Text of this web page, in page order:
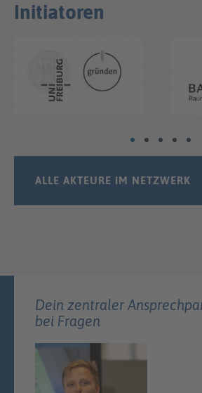
Initiatoren
ALLE AKTEURE IM NETZWERK
Dein zentraler
bei Fragen